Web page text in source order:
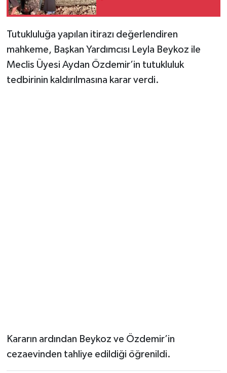
Tutukluluğa yapılan itirazı değerlendiren
mahkeme, Başkan Yardımcısı Leyla Beykoz ile
Meclis Üyesi Aydan Özdemir’in tutukluluk
tedbirinin kaldırılmasına karar verdi.
Kararın ardından Beykoz ve Özdemir’in
cezaevinden tahliye edildiği öğrenildi.